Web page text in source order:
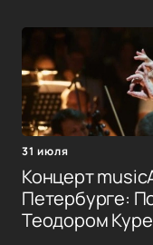
31 июля
Концерт
Петербурге:
Теодором